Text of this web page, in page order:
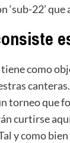
‘sub-22’
como
torneo que
curtirse
y como